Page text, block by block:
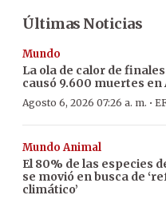
Últimas Noticias
Mundo
La ola de calor de
causó 9.600 muertes
Agosto 6, 2026 07:26 a. m. ·
Mundo Animal
El 80% de las especies
se movió en busca de
climático’